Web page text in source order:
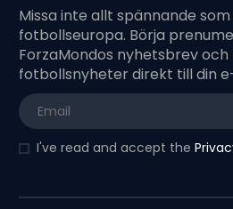
Missa inte allt spännande
fotbollseuropa. Börja
ForzaMondos nyhetsbrev och
fotbollsnyheter direkt till din
I've read and accept the